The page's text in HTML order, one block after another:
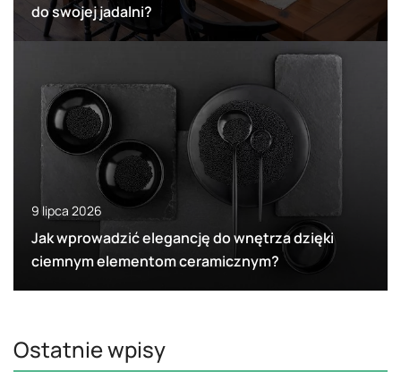
do swojej jadalni?
9 lipca 2026
Jak wprowadzić elegancję do wnętrza dzięki
ciemnym elementom ceramicznym?
Ostatnie wpisy